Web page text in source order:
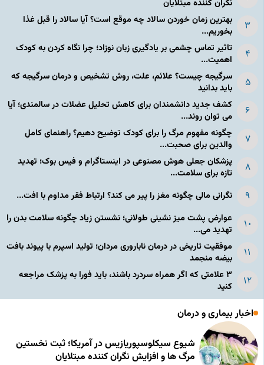
نگران کننده مبتلایان
بهترین زمان خوردن سالاد چه موقع است؟ آیا سالاد را قبل غذا
بخوریم...
تاثیر تماس چشمی بر یادگیری زبان نوزاد؛ چرا نگاه کردن به کودک
اهمیت...
سرگیجه چیست؟ علائم، علت، روش تشخیص و درمان سرگیجه که
باید بدانید
کشف جدید دانشمندان برای کاهش تحلیل عضلات در سالمندی؛ آیا
می توان روند...
چگونه مفهوم مرگ را برای کودک توضیح دهیم؟ راهنمای کامل
والدین برای صحبت...
پزشکان جعلی هوش مصنوعی در اینستاگرام و فیس بوک؛ تهدید
تازه برای سلامت...
نگرانی مالی چگونه مغز را پیر می کند؟ ارتباط فقر مداوم با افت...
عوارض پشت میز نشینی طولانی؛ نشستن زیاد چگونه سلامت بدن را
تهدید می...
موفقیت تاریخی در درمان ناباروری مردان؛ تولید اسپرم با پیوند بافت
بیضه منجمد
۳ علامتی که اگر همراه سردرد باشند، باید فورا به پزشک مراجعه
کنید
اخبار بیماری و درمان
شیوع سیکلوسپوریازیس در آمریکا؛ ثبت نخستین
مرگ ها و افزایش نگران کننده مبتلایان